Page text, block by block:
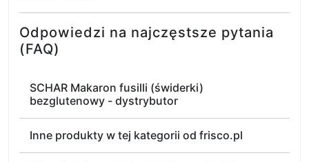
Odpowiedzi na najczęstsze pytania
(FAQ)
SCHAR Makaron fusilli (świderki)
bezglutenowy - dystrybutor
Inne produkty w tej kategorii od frisco.pl